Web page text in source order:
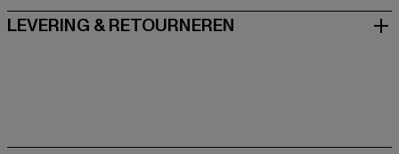
LEVERING & RETOURNEREN